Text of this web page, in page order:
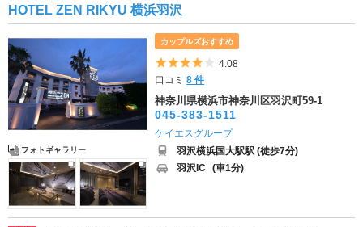
HOTEL ZEN RIKYU 横浜羽沢
フォトギャラリー
カップルズおすすめ
5つ星のうち4
4.08
口コミ8 件
神奈川県横浜市神奈川区羽沢町59-1
045-383-1511
ケイエスグループ
羽沢横浜国大駅駅 (徒歩7分)
羽沢IC (車1分)